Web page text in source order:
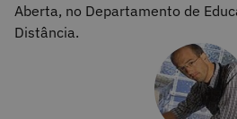
Aberta, no Departamento de
Distância.